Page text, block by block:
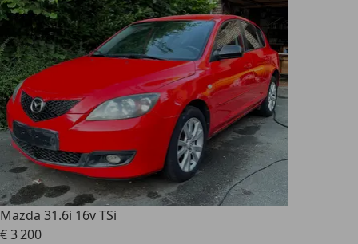
Mazda 31.6i 16v TSi
€ 3 200